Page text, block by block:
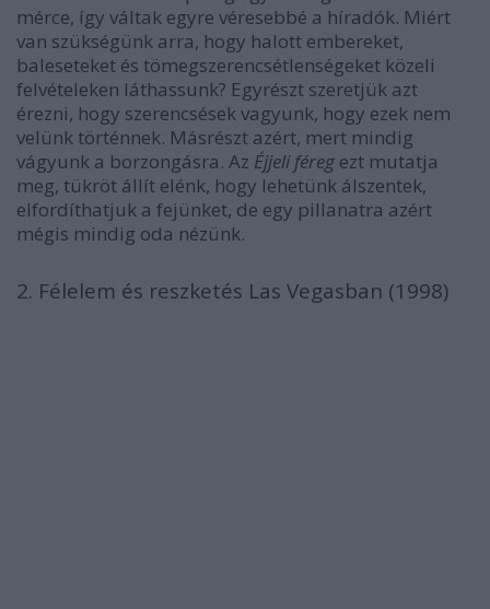
mérce, így váltak egyre véresebbé a híradók. Miért
van szükségünk arra, hogy halott embereket,
baleseteket és tömegszerencsétlenségeket közeli
felvételeken láthassunk? Egyrészt szeretjük azt
érezni, hogy szerencsések vagyunk, hogy ezek nem
velünk történnek. Másrészt azért, mert mindig
vágyunk a borzongásra. Az Éjjeli féreg ezt mutatja
meg, tükröt állít elénk, hogy lehetünk álszentek,
elfordíthatjuk a fejünket, de egy pillanatra azért
mégis mindig oda nézünk.
2. Félelem és reszketés Las Vegasban (1998)